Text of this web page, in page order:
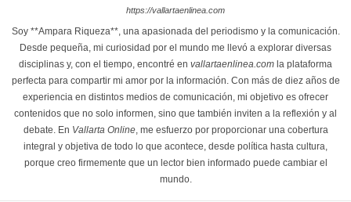
https://vallartaenlinea.com
Soy **Ampara Riqueza**, una apasionada del periodismo y la comunicación.
Desde pequeña, mi curiosidad por el mundo me llevó a explorar diversas
disciplinas y, con el tiempo, encontré en vallartaenlinea.com la plataforma
perfecta para compartir mi amor por la información. Con más de diez años de
experiencia en distintos medios de comunicación, mi objetivo es ofrecer
contenidos que no solo informen, sino que también inviten a la reflexión y al
debate. En Vallarta Online, me esfuerzo por proporcionar una cobertura
integral y objetiva de todo lo que acontece, desde política hasta cultura,
porque creo firmemente que un lector bien informado puede cambiar el
mundo.